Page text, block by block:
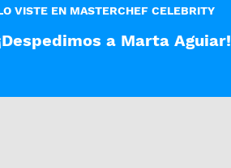
VISTE EN MASTERCHEF CELEBRITY
a Marta Aguiar!